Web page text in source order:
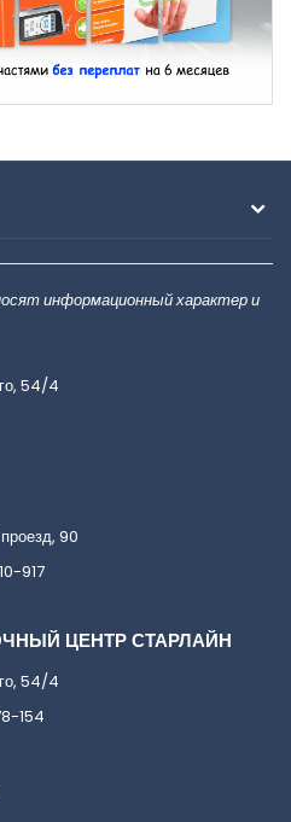
информационный характер и
54/4
90
917
ЦЕНТР СТАРЛАЙН
54/4
154